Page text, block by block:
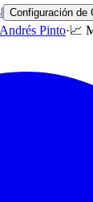
| Configuración de
Andrés Pinto·📈